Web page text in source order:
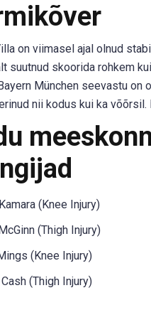
on viimasel ajal olnud
suutnud skoorida rohkem
München seevastu
nii kodus kui ka
(Knee Injury)
(Thigh Injury)
(Knee Injury)
Cash (Thigh Injury)